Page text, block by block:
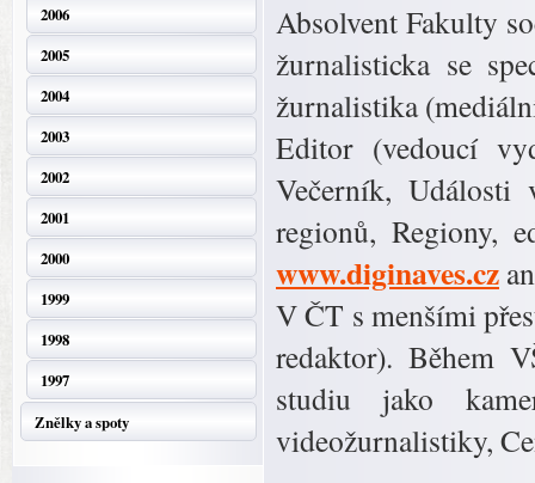
2006
2005
2004
2003
2002
2001
2000
1999
1998
1997
Znělky a spoty
Absolvent Fakulty
žurnalisticka se
žurnalistika
Editor (vedoucí
Večerník, Události
regionů, Regiony,
www.diginaves.cz
V ČT s menšími
redaktor). Během
studiu jako
videožurnalistiky,